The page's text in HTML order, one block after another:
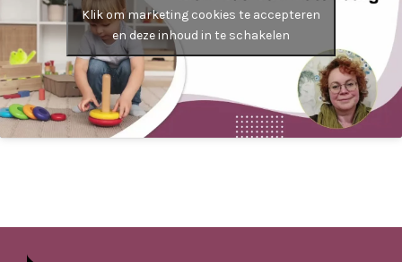
Klik om marketing cookies te accepteren
en deze inhoud in te schakelen